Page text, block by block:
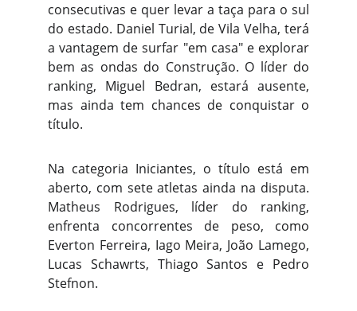
consecutivas e quer levar a taça para o sul
do estado. Daniel Turial, de Vila Velha, terá
a vantagem de surfar "em casa" e explorar
bem as ondas do Construção. O líder do
ranking, Miguel Bedran, estará ausente,
mas ainda tem chances de conquistar o
título.
Na categoria Iniciantes, o título está em
aberto, com sete atletas ainda na disputa.
Matheus Rodrigues, líder do ranking,
enfrenta concorrentes de peso, como
Everton Ferreira, Iago Meira, João Lamego,
Lucas Schawrts, Thiago Santos e Pedro
Stefnon.